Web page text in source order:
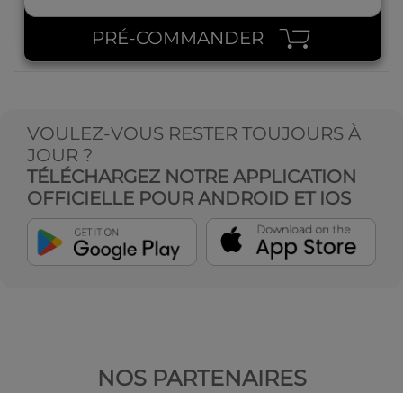
PRÉ-COMMANDER
VOULEZ-VOUS RESTER TOUJOURS À
JOUR ?
TÉLÉCHARGEZ NOTRE APPLICATION
OFFICIELLE POUR ANDROID ET IOS
NOS PARTENAIRES